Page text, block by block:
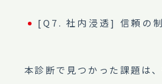
[Q7. 社内浸透] 信頼の
本診断で見つかった課題は